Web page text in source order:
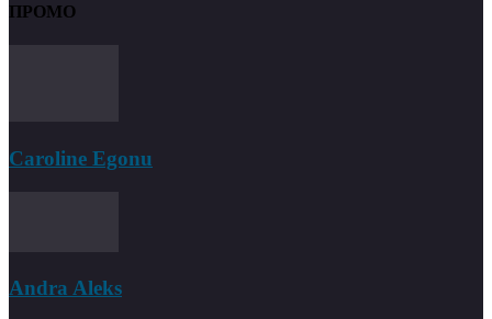
ПРОМО
Caroline Egonu
Andra Aleks